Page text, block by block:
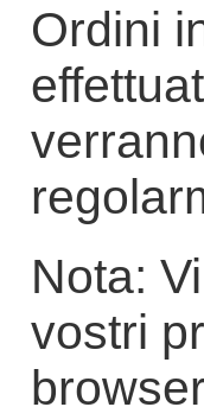
Ordini
Nota:
vostri